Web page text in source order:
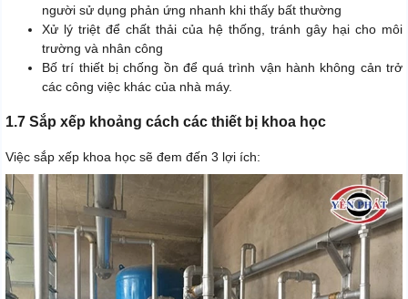
người sử dụng phản ứng nhanh khi thấy bất thường
Xử lý triệt để chất thải của hệ thống, tránh gây hại cho môi
trường và nhân công
Bố trí thiết bị chống ồn để quá trình vận hành không cản trở
các công việc khác của nhà máy.
1.7 Sắp xếp khoảng cách các thiết bị khoa học
Việc sắp xếp khoa học sẽ đem đến 3 lợi ích: